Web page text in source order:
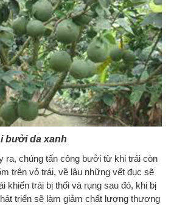
bưởi da xanh
ra, chúng tấn công bưởi từ khi trái còn
trên vỏ trái, về lâu những vết đục sẽ
khiến trái bị thối và rụng sau đó, khi bị
triển sẽ làm giảm chất lượng thương